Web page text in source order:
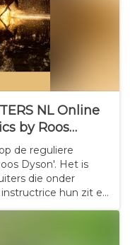
NL Online
by Roos
de reguliere
Dyson'. Het is
die onder
hun zit en